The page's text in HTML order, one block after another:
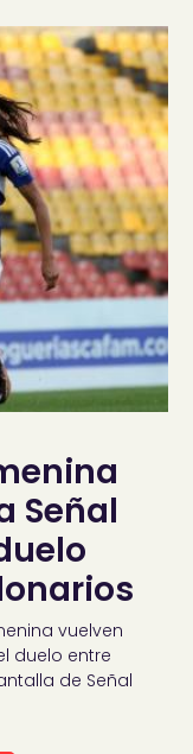
Señal
vuelven
duelo entre
de Señal